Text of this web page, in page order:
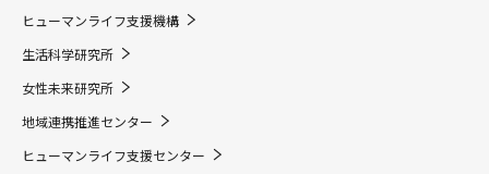
ヒューマンライフ支援機構
生活科学研究所
女性未来研究所
地域連携推進センター
ヒューマンライフ支援センター